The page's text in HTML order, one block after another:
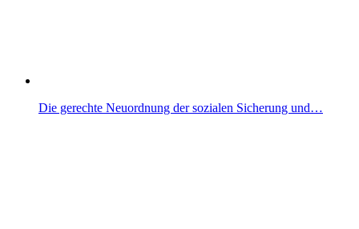
Die gerechte Neuordnung der sozialen Sicherung und…